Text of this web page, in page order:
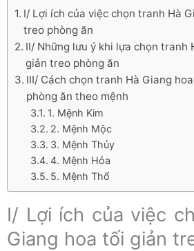
I/ Lợi ích của việc chọn tranh Hà
treo phòng ăn
II/ Những lưu ý khi lựa chọn tranh
giản treo phòng ăn
III/ Cách chọn tranh Hà Giang
phòng ăn theo mệnh
1. Mệnh Kim
2. Mệnh Mộc
3. Mệnh Thủy
4. Mệnh Hỏa
5. Mệnh Thổ
I/ Lợi ích của việc
Giang hoa tối giản